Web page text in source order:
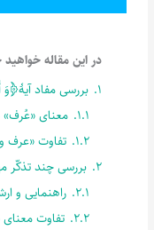
در این مقاله خواهید
1. بررسی مفاد آیۀ﴿وَ
1.1. معنای
1.2. تفاوت
2. بررسی چند تذکّر
2.1. راهنمایی و
2.2. تفاوت